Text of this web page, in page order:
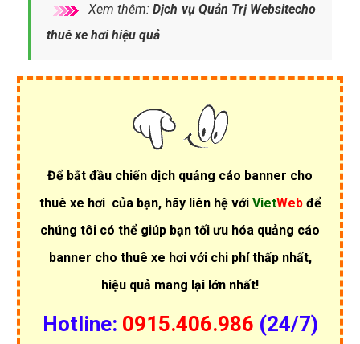
Xem thêm:Dịch vụ Quản Trị Websitecho
thuê xe hơi hiệu quả
Để bắt đầu chiến dịch quảng cáo banner cho
thuê xe hơi của bạn, hãy liên hệ với VietWebđể
chúng tôi có thể giúp bạn tối ưu hóa quảng cáo
banner cho thuê xe hơi với chi phí thấp nhất,
hiệu quả mang lại lớn nhất!
Hotline: 0915.406.986 (24/7)